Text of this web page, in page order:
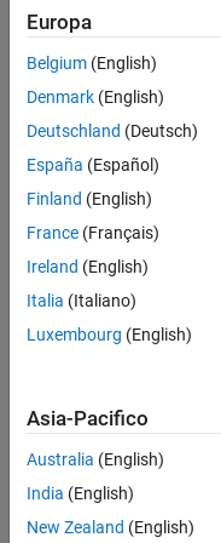
Topics
Install ROS 2 and
Install ROS 2
with Universal Robots.
Hardware Setup for
Set up external control
Pendant and enable
ROS 2.
Europa
Belgium (English)
Denmark (English)
Deutschland (Deutsch)
España (Español)
Finland (English)
France (Français)
Ireland (English)
Italia (Italiano)
Luxembourg (English)
Asia-Pacifico
Australia (English)
India (English)
New Zealand (English)
Centro di fiducia
Antipirateria
Stato